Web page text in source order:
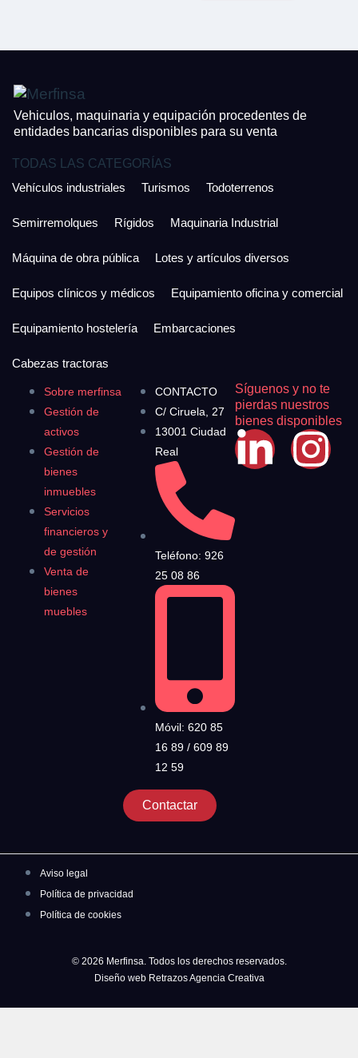
Vehiculos, maquinaria y equipación procedentes de
entidades bancarias disponibles para su venta
Sobre merfinsa
Gestión de
activos
Gestión de
bienes
inmuebles
Servicios
financieros y
de gestión
Venta de
bienes
muebles
CONTACTO
C/ Ciruela, 27
13001 Ciudad
Real
Teléfono: 926
25 08 86
Móvil: 620 85
16 89 / 609 89
12 59
Contactar
Síguenos y no te
pierdas nuestros
bienes disponibles
TODAS LAS CATEGORÍAS
Vehículos industriales
Turismos Todoterrenos
Semirremolques Rígidos Maquinaria Industrial
Máquina de obra pública Lotes y artículos diversos
Equipos clínicos y médicos Equipamiento oficina y comercial
Equipamiento hostelería Embarcaciones
Cabezas tractoras
Aviso legal
Política de privacidad
Política de cookies
© 2026 Merfinsa. Todos los derechos reservados.
Diseño web Retrazos Agencia Creativa